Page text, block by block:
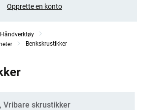
Opprette en konto
Håndverktøy
Benkskrustikker
Vribare skrustikker